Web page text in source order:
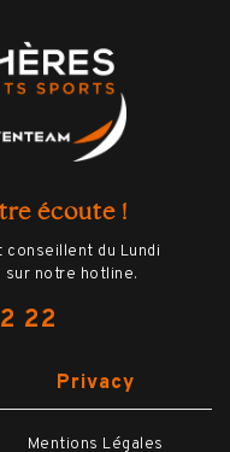
écoute !
du Lundi
sur notre hotline.
22
Privacy
Mentions Légales